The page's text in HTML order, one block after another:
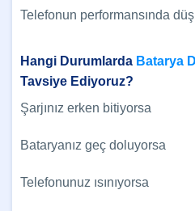
Telefonun performansında
Hangi Durumlarda Batarya
Tavsiye Ediyoruz?
Şarjınız erken bitiyorsa
Bataryanız geç doluyorsa
Telefonunuz ısınıyorsa